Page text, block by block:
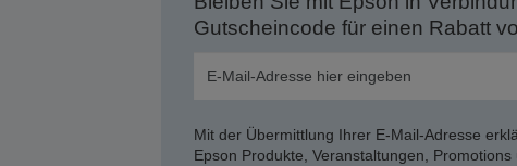
Gutscheincode für einen Rabatt
Mit der Übermittlung Ihrer E-Mail-Adresse
Epson Produkte, Veranstaltungen,